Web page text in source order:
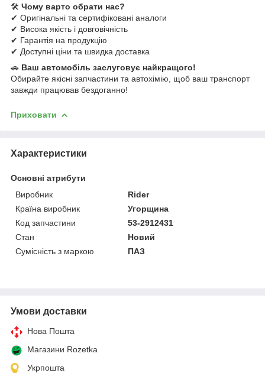
🛠 Чому варто обрати нас?
✔ Оригінальні та сертифіковані аналоги
✔ Висока якість і довговічність
✔ Гарантія на продукцію
✔ Доступні ціни та швидка доставка
🚗 Ваш автомобіль заслуговує найкращого!
Обирайте якісні запчастини та автохімію, щоб ваш транспорт
завжди працював бездоганно!
Приховати
Характеристики
Основні атрибути
Виробник
Rider
Країна виробник
Угорщина
Код запчастини
53-2912431
Стан
Новий
Сумісність з маркою
ПАЗ
Умови доставки
Нова Пошта
Магазини Rozetka
Укрпошта